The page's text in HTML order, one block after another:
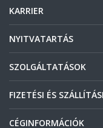
KARRIER
NYITVATARTÁS
SZOLGÁLTATÁSOK
FIZETÉSI ÉS
CÉGINFORMÁCIÓK